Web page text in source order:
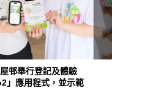
邨舉行登記及體驗
」應用程式，並示範